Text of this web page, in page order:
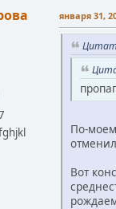
января 31,
По-
Вот